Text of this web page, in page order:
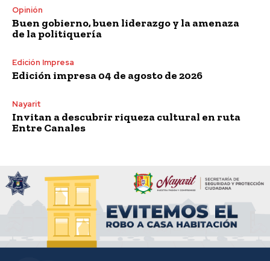
Opinión
Buen gobierno, buen liderazgo y la amenaza
de la politiquería
Edición Impresa
Edición impresa 04 de agosto de 2026
Nayarit
Invitan a descubrir riqueza cultural en ruta
Entre Canales